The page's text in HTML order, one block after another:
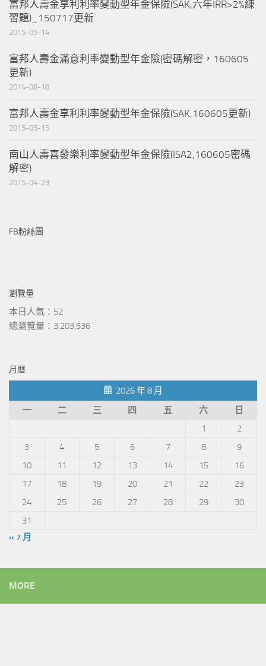
富邦人壽金享利利率變動型年金保險(SAK,六年IRR>2%練
習題)_150717更新
2015-05-14
富邦人壽金滿意利率變動型年金險(密碼解密，160605
更新)
2014-08-18
富邦人壽金享利利率變動型年金保險(SAK,160605更新)
2015-05-15
南山人壽喜發樂利率變動型年金保險(ISA2,160605密碼
解密)
2015-04-23
FB粉絲團
瀏覽量
本日人氣：52
總瀏覽量：3,203,536
月曆
2026 年 8 月
一
二 三 四 五 六
日
1
2
3
4 5 6 7 8
9
10
11 12 13 14 15
16
17
18 19 20 21 22
23
24
25 26 27 28 29
30
31
« 7 月
MORE